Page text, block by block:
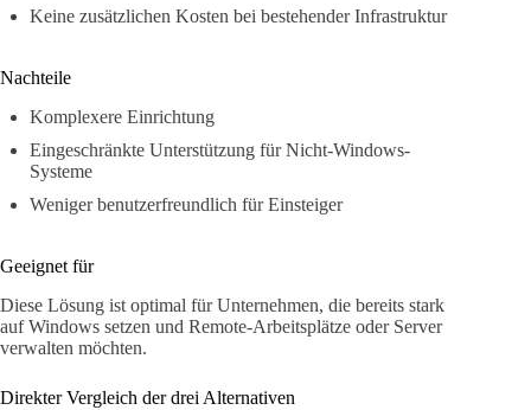
Keine zusätzlichen Kosten bei bestehender Infrastruktur
Nachteile
Komplexere Einrichtung
Eingeschränkte Unterstützung für Nicht-Windows-
Systeme
Weniger benutzerfreundlich für Einsteiger
Geeignet für
Diese Lösung ist optimal für Unternehmen, die bereits stark
auf Windows setzen und Remote-Arbeitsplätze oder Server
verwalten möchten.
Direkter Vergleich der drei Alternativen